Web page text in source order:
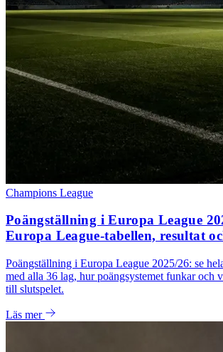
Champions League
Poängställning i Europa League
Europa League-tabellen, resultat
Poängställning i Europa League 2025/26: se
med alla 36 lag, hur poängsystemet funkar och
till slutspelet.
Läs mer